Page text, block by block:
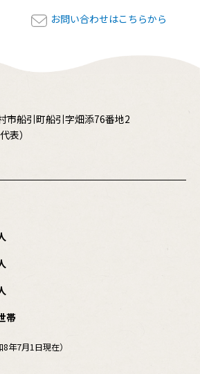
お問い合わせはこちらから
市船引町船引字畑添76番地2
代表）
帯
年7月1日現在）